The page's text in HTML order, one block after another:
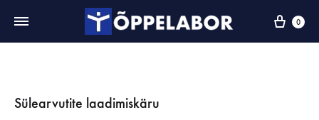
0
Sülearvutite laadimiskäru